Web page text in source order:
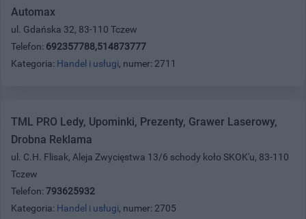
Automax
ul. Gdańska 32, 83-110 Tczew
Telefon: 692357788,514873777
Kategoria: Handel i usługi, numer: 2711
TML PRO Ledy, Upominki, Prezenty, Grawer Laserowy,
Drobna Reklama
ul. C.H. Flisak, Aleja Zwycięstwa 13/6 schody koło SKOK'u, 83-110
Tczew
Telefon: 793625932
Kategoria: Handel i usługi, numer: 2705